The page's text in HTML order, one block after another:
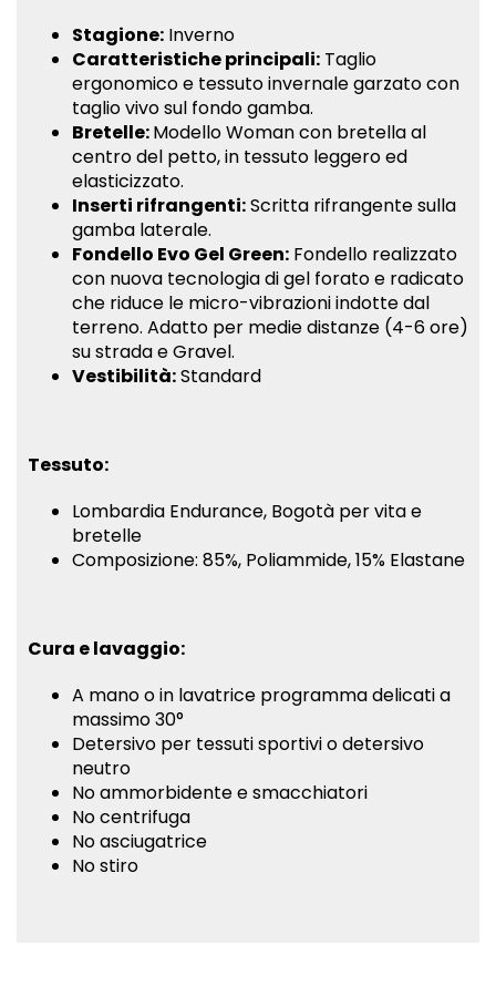
nera"
Facebook
invernale
nera"
on
Twitter
nera"
on
Google
Plus
nera"
on
Pinterest
Stagione: Inverno
Caratteristiche principali: Taglio
ergonomico e tessuto invernale garzato con
taglio vivo sul fondo gamba.
Bretelle:Modello Woman con bretella al
centro del petto, in tessuto leggero ed
elasticizzato.
Inserti rifrangenti:Scritta rifrangente sulla
gamba laterale.
Fondello Evo Gel Green: Fondello realizzato
con nuova tecnologia di gel forato e radicato
che riduce le micro-vibrazioni indotte dal
terreno. Adatto per medie distanze (4-6 ore)
su strada e Gravel.
Vestibilità:Standard
Tessuto:
Lombardia Endurance, Bogotà per vita e
bretelle
Composizione: 85%, Poliammide, 15% Elastane
Cura e lavaggio:
A mano o in lavatrice programma delicati a
massimo 30°
Detersivo per tessuti sportivi o detersivo
neutro
No ammorbidente e smacchiatori
No centrifuga
No asciugatrice
No stiro